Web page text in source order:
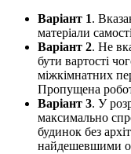
Варіант 1.
матеріали
Варіант 2. Не
бути вартості
міжкімнатних
Пропущена
Варіант 3. У
максимально
будинок без
найдешевшими